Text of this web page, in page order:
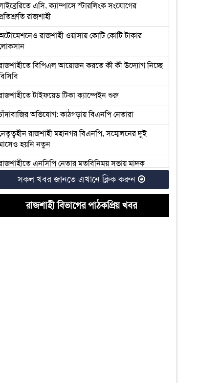
এসি, ক্যাম্পাসে স্টারলিংক সংযোগের
রাজশাহী
রাজশাহী ওয়াসায় কোটি কোটি টাকার
বিপিএল আয়োজন করতে কী কী উদ্যোগ নিচ্ছে
টাইফয়েড টিকা ক্যাম্পেইন শুরু
অভিযোগ: কাঠগড়ায় বিএনপি নেতারা
রাজশাহী মহানগর বিএনপি, সম্মেলনের দুই
হয়নি নতুন
এনসিপি নেতার মতবিনিময় সভায় মাদক
ব্যবসায়ীর উপস্থিতি
আ.লীগ নেতার হিমাগারে নারী নির্যাতন,
গ্রেফতার ৩
সকল খবর জানতে এখানে ক্লিক করুন
রাজশাহী বিভাগের পাঠকপ্রিয় খবর